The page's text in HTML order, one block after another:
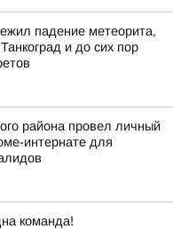
падение метеорита,
и до сих пор
района провел личный
интернате для
команда!